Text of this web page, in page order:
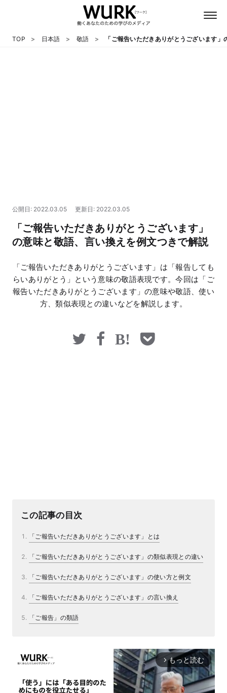
マネー
TOP 日本語 敬語 「ご報告いただきありがとうございます
公開日: 2022.03.05 更新日: 2022.03.05
「ご報告いただきありがとうございます」
の意味と敬語、言い換えを例文つきで解説
「ご報告いただきありがとうございます」は「報告しても
らいありがとう」という意味の敬語表現です。今回は「ご
報告いただきありがとうございます」の意味や敬語、使い
方、類似表現との違いなどを解説します。
この記事の目次
「ご報告いただきありがとうございます」とは
「ご報告いただきありがとうございます」の類似表現との違い
「ご報告いただきありがとうございます」の使い方と例文
「ご報告いただきありがとうございます」の言い換え
「ご報告」の類語
arrow_forward_ios もっと読む